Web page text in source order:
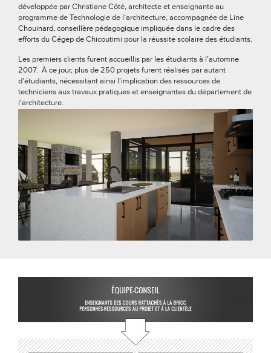
développée par Christiane Côté, architecte et enseignante au
programme de Technologie de l’architecture, accompagnée de Line
Chouinard, conseillère pédagogique impliquée dans le cadre des
efforts du Cégep de Chicoutimi pour la réussite scolaire des étudiants.
Les premiers clients furent accueillis par les étudiants à l’automne
2007. À ce jour, plus de 250 projets furent réalisés par autant
d’étudiants, nécessitant ainsi l’implication des ressources de
techniciens aux travaux pratiques et enseignantes du département de
l’architecture.